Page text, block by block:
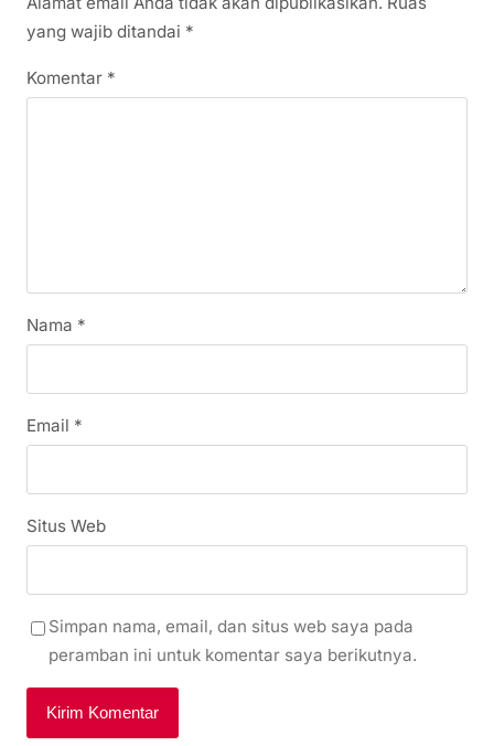
yang wajib ditandai *
Komentar *
Nama *
Email *
Situs Web
Simpan nama, email, dan situs web saya pada
peramban ini untuk komentar saya berikutnya.